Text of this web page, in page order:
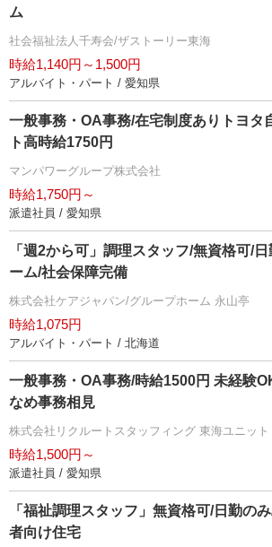
ム
社会福祉法人千寿会/ザストーリー東海
時給1,140円～1,500円
アルバイト・パート / 愛知県
一般事務・OA事務/在宅制度ありトヨタ
ト高時給1750円
マンパワーグループ株式会社
時給1,750円～
派遣社員 / 愛知県
「週2から可」調理スタッフ/無資格可/
ーム/社会保障完備
株式会社ケアジャパン/グループホーム 永山亭
時給1,075円
アルバイト・パート / 北海道
一般事務・OA事務/時給1500円 未経験
なめ事務相見
株式会社リクルートスタッフィング 東海ユニット
時給1,500円～
派遣社員 / 愛知県
「福祉調理スタッフ」無資格可/日勤の
者向け住宅